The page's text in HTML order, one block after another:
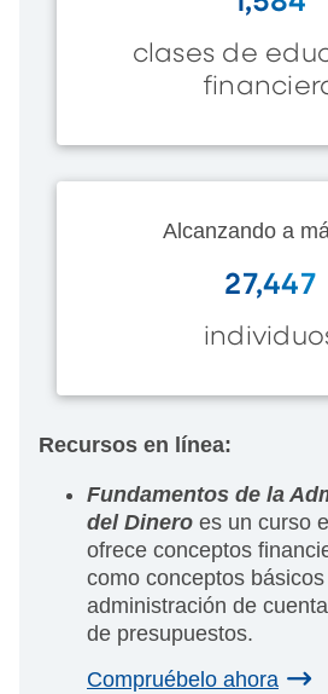
clases de
Alcanzando a
27,447
Recursos en línea:
Fundamentos de la
del Dinero es un curso
ofrece conceptos
como conceptos
administración de
de presupuestos.
Compruébelo ahora